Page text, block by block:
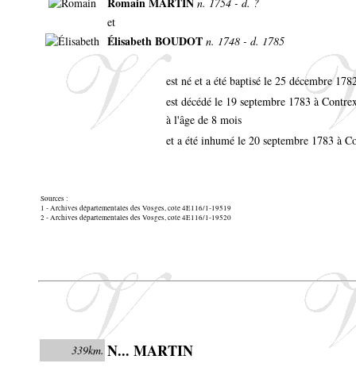
et
Élisabeth BOUDOT n. 1748 - d. 1785
est né et a été baptisé le 25 décembre
est décédé le 19 septembre 1783 à
à l'âge de 8 mois
et a été inhumé le 20 septembre 1783 à
Sources :
1 - Archives départementales des Vosges, cote 4E116/1-19519
2 - Archives départementales des Vosges, cote 4E116/1-19520
339km. N... MARTIN